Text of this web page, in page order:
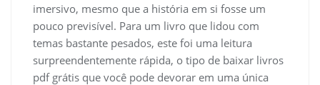
imersivo, mesmo que a história em si fosse um
pouco previsível. Para um livro que lidou com
temas bastante pesados, este foi uma leitura
surpreendentemente rápida, o tipo de baixar livros
pdf grátis que você pode devorar em uma única